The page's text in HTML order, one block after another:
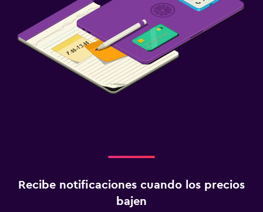
Recibe notificaciones cuando los precios
bajen